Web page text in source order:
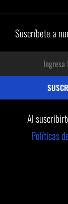
Suscríbete a
Al
Políticas